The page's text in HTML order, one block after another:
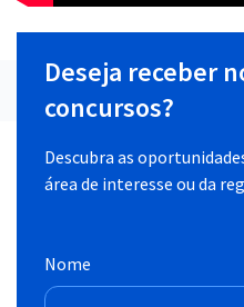
Deseja receber
concursos?
Descubra as
área de interesse ou da
Nome